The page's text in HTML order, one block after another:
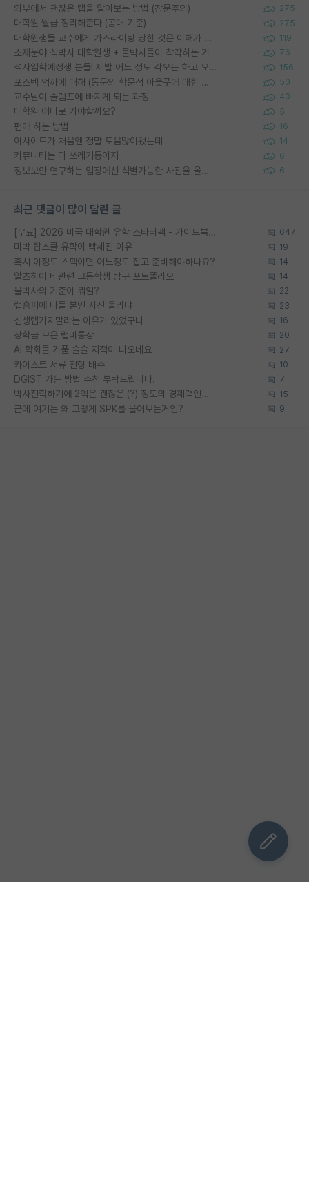
외부에서 괜찮은 랩을 알아보는 방법 (장문주의) 275
대학원 월급 정리해준다 (공대 기준) 275
대학원생들 교수에게 가스라이팅 당한 것은 이해가 갑니다. 안타깝네요. 119
소재분야 석박사 대학원생 + 물박사들이 착각하는 거 76
석사입학예정생 분들! 제발 어느 정도 각오는 하고 오세요. 156
포스텍 억까에 대해 (동문의 학문적 아웃풋에 대한 반박) 50
교수님이 슬럼프에 빠지게 되는 과정 40
대학원 어디로 가야할까요? 5
편애 하는 방법 16
이사이트가 처음엔 정말 도움많이됐는데 14
커뮤니티는 다 쓰레기통이지 6
정보보안 연구하는 입장에선 식별가능한 사진을 올리는건 비추이긴함 6
최근 댓글이 많이 달린 글
[무료] 2026 미국 대학원 유학 스타터팩 - 가이드북 & 합격자 컨택메일 템플릿 647
미박 탑스쿨 유학이 빡세진 이유 19
혹시 이정도 스펙이면 어느정도 잡고 준비해야하나요? 14
알츠하이머 관련 고등학생 탐구 포트폴리오 14
물박사의 기준이 뭐임? 22
랩홈피에 다들 본인 사진 올리냐 23
신생랩가지말라는 이유가 있었구나 16
장학금 모은 랩비통장 20
AI 학회들 거품 슬슬 지적이 나오네요 27
카이스트 서류 전형 배수 10
DGIST 가는 방법 추천 부탁드립니다. 7
박사진학하기에 2억은 괜찮은 (?) 정도의 경제력인가요 15
근데 여기는 왜 그렇게 SPK를 물어보는거임? 9